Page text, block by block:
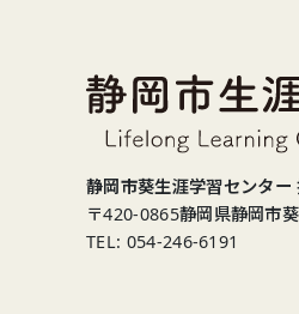
静岡市葵生涯学習センタ
〒420-0865静岡県静岡市
TEL: 054-246-6191